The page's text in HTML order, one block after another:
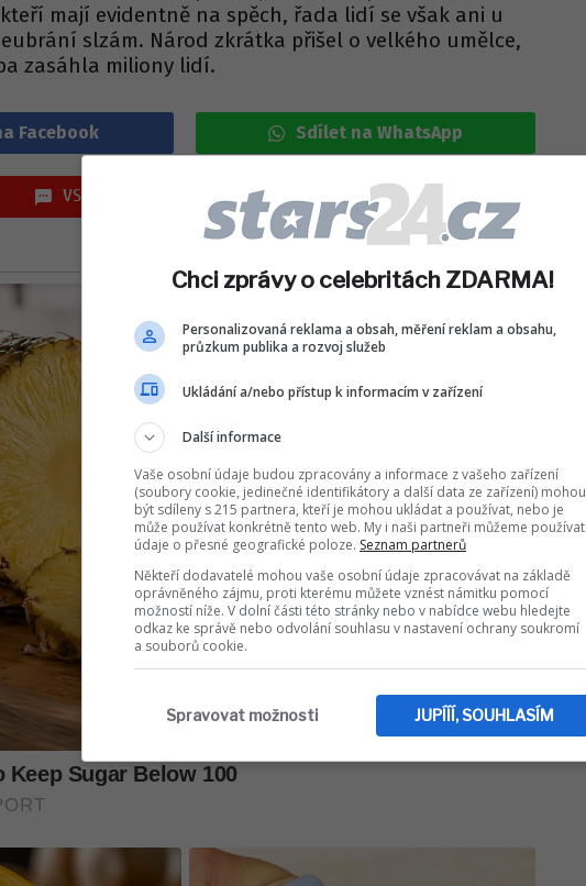
mají evidentně na spěch, řada lidí se však ani u
slzám. Národ zkrátka přišel o velkého umělce,
zasáhla miliony lidí.
Facebook Sdílet na WhatsApp
VSTOUPIT DO DISKUZE (0 PŘÍSPĚVKŮ)
Chci zprávy o celebritách ZDARMA!
Personalizovaná reklama a obsah, měření reklam a obsahu,
průzkum publika a rozvoj služeb
Ukládání a/nebo přístup k informacím v zařízení
Další informace
Vaše osobní údaje budou zpracovány a informace z vašeho zařízení
(soubory cookie, jedinečné identifikátory a další data ze zařízení) mohou
být sdíleny s 215 partnera, kteří je mohou ukládat a používat, nebo je
může používat konkrétně tento web. My i naši partneři můžeme používat
údaje o přesné geografické poloze. Seznam partnerů
Někteří dodavatelé mohou vaše osobní údaje zpracovávat na základě
oprávněného zájmu, proti kterému můžete vznést námitku pomocí
možností níže. V dolní části této stránky nebo v nabídce webu hledejte
odkaz ke správě nebo odvolání souhlasu v nastavení ochrany soukromí
a souborů cookie.
JUPÍÍÍ, SOUHLASÍM
Spravovat možnosti